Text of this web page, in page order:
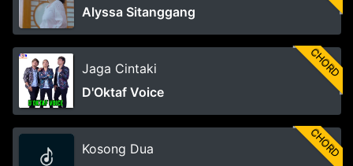
Alyssa Sitanggang
CHORD
Jaga Cintaki
D'Oktaf Voice
CHORD
Kosong Dua